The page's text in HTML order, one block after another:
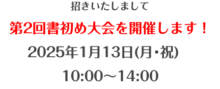
招きいたしまして
第2回書初め大会を開催します！
2025年1月13日(月･祝)
10:00～14:00